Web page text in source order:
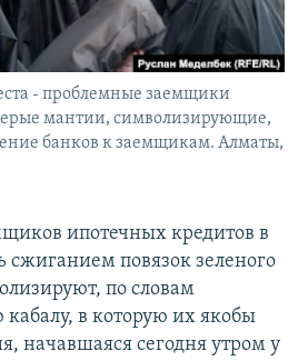
- проблемные заемщики
мантии, символизирующие,
банков к заемщикам. Алматы,
ипотечных кредитов в
повязок зеленого
по словам
кабалу, в которую их якобы
начавшаяся сегодня утром у